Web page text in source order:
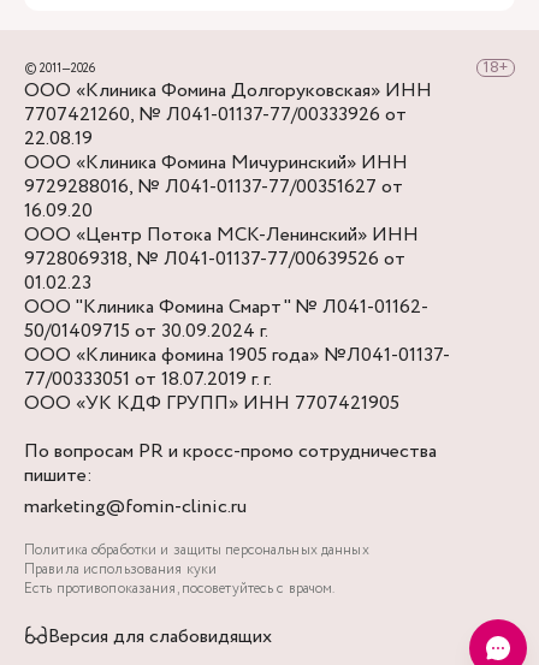
© 2011—2026
ООО «Клиника Фомина Долгоруковская» ИНН
7707421260, № Л041-01137-77/00333926 от
22.08.19
ООО «Клиника Фомина Мичуринский» ИНН
9729288016, № Л041-01137-77/00351627 от
16.09.20
ООО «Центр Потока МСК-Ленинский» ИНН
9728069318, № Л041-01137-77/00639526 от
01.02.23
ООО "Клиника Фомина Смарт" № Л041-01162-
50/01409715 от 30.09.2024 г.
ООО «Клиника фомина 1905 года» №Л041-01137-
77/00333051 от 18.07.2019 г. г.
ООО «УК КДФ ГРУПП» ИНН 7707421905
По вопросам PR и кросс-промо сотрудничества
пишите:
marketing@fomin-clinic.ru
Политика обработки и защиты персональных данных
Правила использования куки
Есть противопоказания, посоветуйтесь с врачом.
Версия для слабовидящих